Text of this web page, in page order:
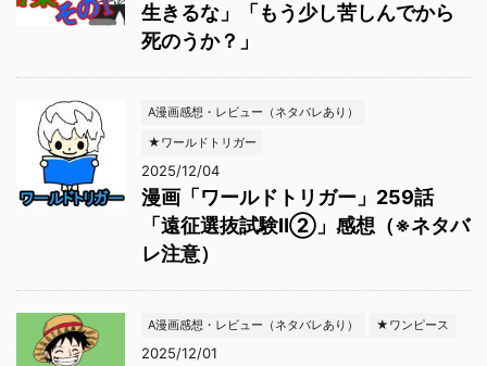
生きるな」「もう少し苦しんでから
死のうか？」
A漫画感想・レビュー（ネタバレあり）
★ワールドトリガー
2025/12/04
漫画「ワールドトリガー」259話
「遠征選抜試験Ⅱ②」感想（※ネタバ
レ注意）
A漫画感想・レビュー（ネタバレあり） ★ワンピース
2025/12/01